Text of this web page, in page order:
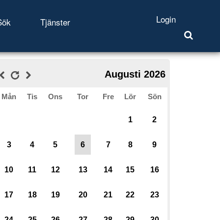
Tjänster Login
Augusti 2026
Mån Tis Ons Tor Fre Lör Sön
1 2
3 4 5 6 7 8 9
10 11 12 13 14 15 16
17 18 19 20 21 22 23